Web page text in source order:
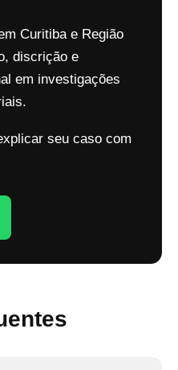
Curitiba e Região
discrição e
em investigações
seu caso com